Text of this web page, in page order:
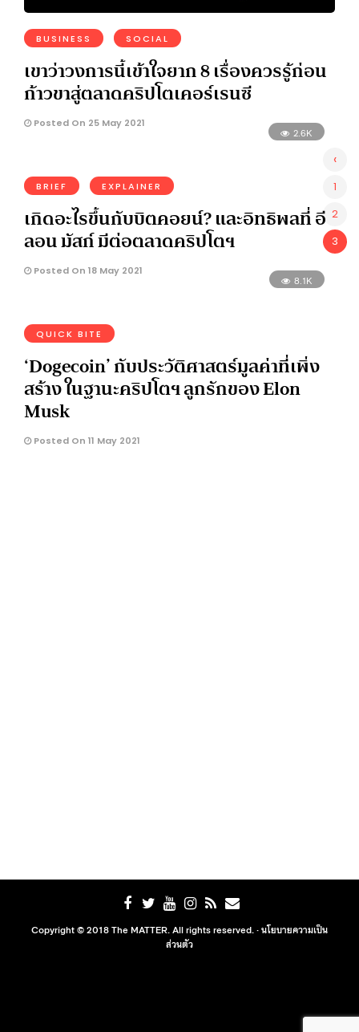
BUSINESS SOCIAL
เขาว่าวงการนี้เข้าใจยาก 8 เรื่องควรรู้ก่อน
ก้าวขาสู่ตลาดคริปโตเคอร์เรนซี
Posted On 25 May 2021
2.6K
BRIEF EXPLAINER
เกิดอะไรขึ้นกับบิตคอยน์? และอิทธิพลที่ อี
ลอน มัสก์ มีต่อตลาดคริปโตฯ
Posted On 18 May 2021
8.1K
QUICK BITE
‘Dogecoin’ กับประวัติศาสตร์มูลค่าที่เพิ่ง
สร้าง ในฐานะคริปโตฯ ลูกรักของ Elon
Musk
Posted On 11 May 2021
‹
1
2
3
Copyright © 2018 The MATTER. All rights reserved. ·นโยบายความเป็น
ส่วนตัว